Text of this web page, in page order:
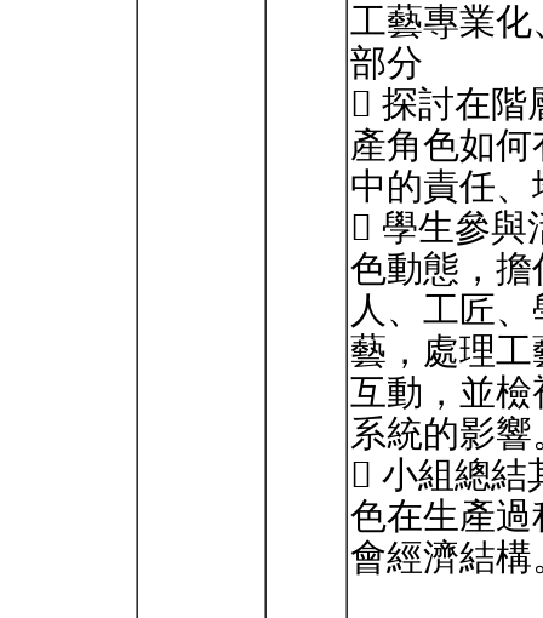
工藝專業
部分
 探討在階
產角色如
中的責任
 學生參與
色動態，
人、工匠
藝，處理
互動，並
系統的影響
 小組總結
色在生產
會經濟結構